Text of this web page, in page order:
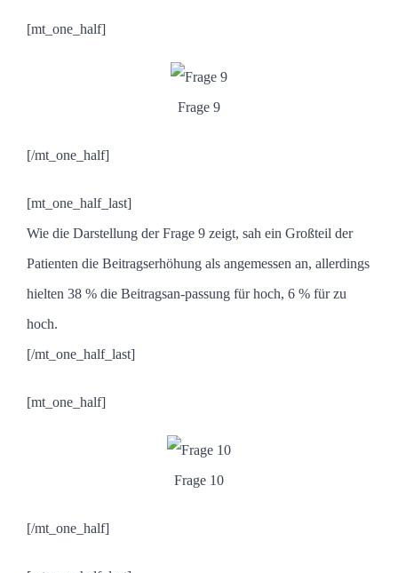
[mt_one_half]
Frage 9
[/mt_one_half]
[mt_one_half_last]
Wie die Darstellung der Frage 9 zeigt, sah ein Großteil der
Patienten die Beitragserhöhung als angemessen an, allerdings
hielten 38 % die Beitragsan-passung für hoch, 6 % für zu
hoch.
[/mt_one_half_last]
[mt_one_half]
Frage 10
[/mt_one_half]